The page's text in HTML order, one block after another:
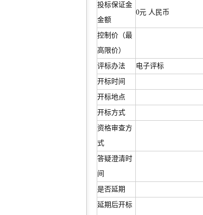
投标保证金
金额
0元 人民币
控制价（最
高限价）
评标办法 电子评标
开标时间
开标地点
开标方式
资格审查方
式
答疑澄清时
间
是否延期
延期后开标